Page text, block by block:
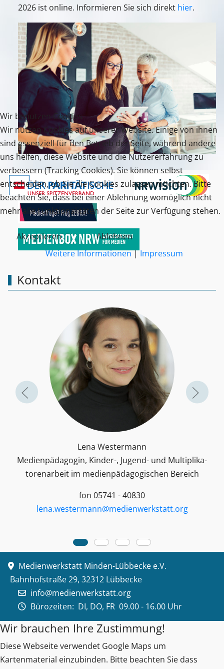
2026 ist online. Informieren Sie sich direkt hier.
Kontakt
Lena Westermann
Medienpädagogin, Kinder-, Jugend- und Multiplika­
toren­arbeit im medienpädagogischen Bereich
fon 05741 - 40830
lena.westermann@medienwerkstatt.org
Medienwerkstatt Minden-Lübbecke e.V.
Bahnhofstraße 29, 32312 Lübbecke
info@medienwerkstatt.org
Bürozeiten: DI, DO, FR 09.00 - 16.00 Uhr
Wir brauchen Ihre Zustimmung!
Diese Webseite verwendet Google Maps um
Kartenmaterial einzubinden. Bitte beachten Sie dass
Wir benutzen Cookies
Wir nutzen Cookies auf unserer Website. Einige von ihnen
sind essenziell für den Betrieb der Seite, während andere
uns helfen, diese Website und die Nutzererfahrung zu
verbessern (Tracking Cookies). Sie können selbst
entscheiden, ob Sie die Cookies zulassen möchten. Bitte
beachten Sie, dass bei einer Ablehnung womöglich nicht
mehr alle Funktionalitäten der Seite zur Verfügung stehen.
Akzeptieren
Ablehnen
Weitere Informationen|Impressum